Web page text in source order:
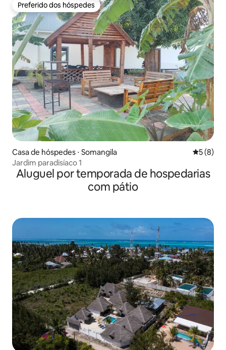
Preferido dos hóspedes
Preferido dos hóspedes
Casa de hóspedes ⋅ Somangila 5 de
5 (8)
Jardim paradisíaco 1
Aluguel por temporada de hospedarias
com pátio